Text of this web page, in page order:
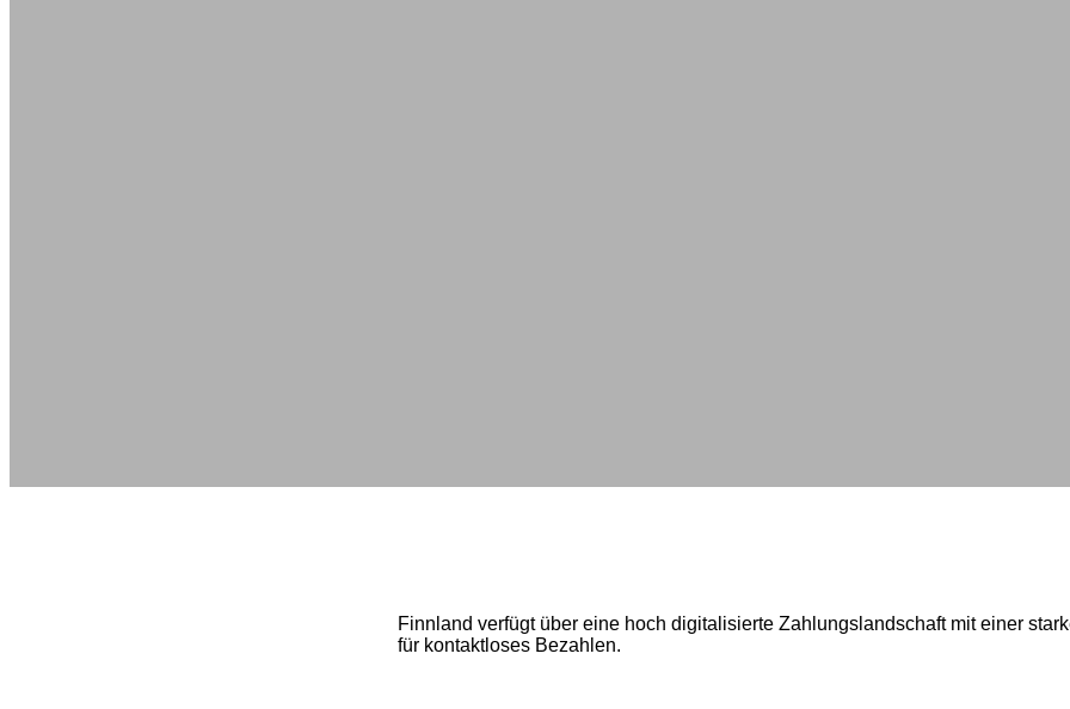
Finnland verfügt über eine hoch digitalisierte Zahlungslandschaft mit einer
für kontaktloses Bezahlen.